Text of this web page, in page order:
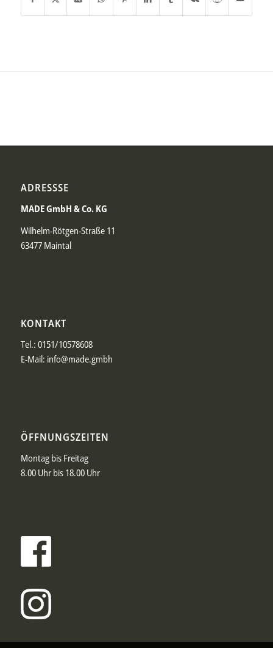
ADRESSSE
MADE GmbH & Co. KG
Wilhelm-Rötgen-Straße 11
63477 Maintal
KONTAKT
Tel.: 0151/10578608
E-Mail: info@made.gmbh
ÖFFNUNGSZEITEN
Montag bis Freitag
8.00 Uhr bis 18.00 Uhr